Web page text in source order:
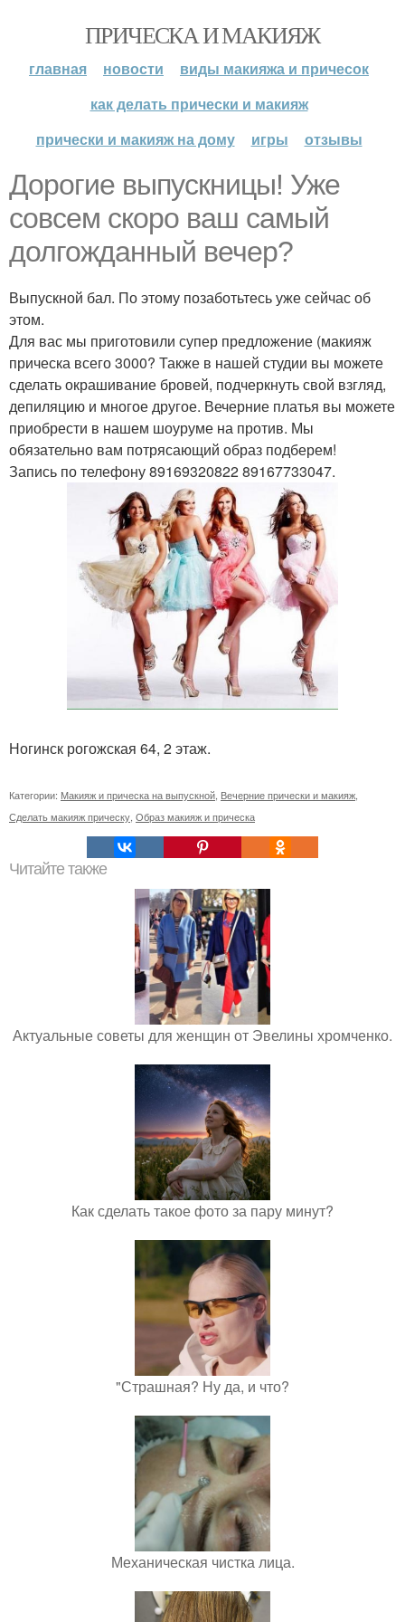
ПРИЧЕСКА И МАКИЯЖ
главная новости
виды макияжа и причесок
как делать прически и макияж
прически и макияж на дому
игры отзывы
Дорогие выпускницы! Уже
совсем скоро ваш самый
долгожданный вечер?
Выпускной бал. По этому позаботьтесь уже сейчас об
этом.
Для вас мы приготовили супер предложение (макияж
прическа всего 3000? Также в нашей студии вы можете
сделать окрашивание бровей, подчеркнуть свой взгляд,
депиляцию и многое другое. Вечерние платья вы можете
приобрести в нашем шоуруме на против. Мы
обязательно вам потрясающий образ подберем!
Запись по телефону 89169320822 89167733047.
Ногинск рогожская 64, 2 этаж.
Категории: Макияж и прическа на выпускной, Вечерние прически и макияж,
Сделать макияж прическу, Образ макияж и прическа
Читайте также
Актуальные советы для женщин от Эвелины хромченко.
Как сделать такое фото за пару минут?
"Страшная? Ну да, и что?
Механическая чистка лица.